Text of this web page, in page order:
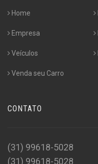
Home
Empresa
Veículos
Venda seu Carro
CONTATO
(31) 99618-5028
(31) 99618-5028